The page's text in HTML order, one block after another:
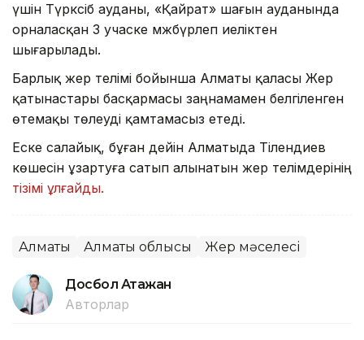
үшін Түрксіб ауданы, «Қайрат» шағын ауданында
орналасқан 3 учаске мәжбүрлеп иеліктен
шығарылады.
Барлық жер телімі бойынша Алматы қаласы Жер
қатынастары басқармасы заңнамамен белгіленген
өтемақы төлеуді қамтамасыз етеді.
Еске салайық, бұған дейін Алматыда Тілендиев
көшесін ұзартуға сатып алынатын жер телімдерінің
тізімі ұлғайды.
Алматы Алматы облысы Жер мәселесі
Досбол Атажан
Авторлар